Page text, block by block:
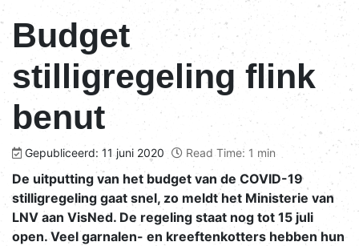
Budget
stilligregeling flink
benut
Gepubliceerd: 11 juni 2020 Read Time: 1 min
De uitputting van het budget van de COVID-19
stilligregeling gaat snel, zo meldt het Ministerie van
LNV aan VisNed. De regeling staat nog tot 15 juli
open. Veel garnalen- en kreeftenkotters hebben hun